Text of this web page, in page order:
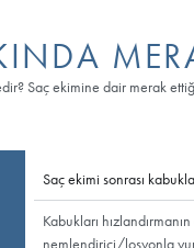
sayesinde saç derisi
olarak, ekildiği
ve kaşıntıyı